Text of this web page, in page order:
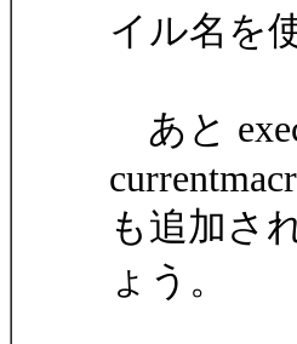
イル名を
あと
も追加さ
ょう。